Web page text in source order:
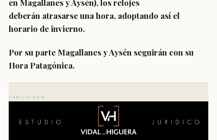
en Magallanes y Aysén), los relojes
deberán atrasarse una hora, adoptando así el
horario de invierno.
Por su parte Magallanes y Aysén seguirán con su
Hora Patagónica.
PUBLICIDAD